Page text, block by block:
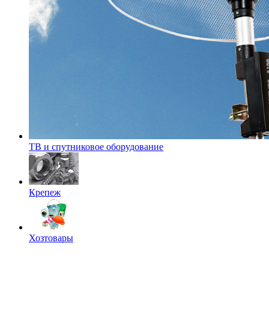
ТВ и спутниковое оборудование
Крепеж
Хозтовары